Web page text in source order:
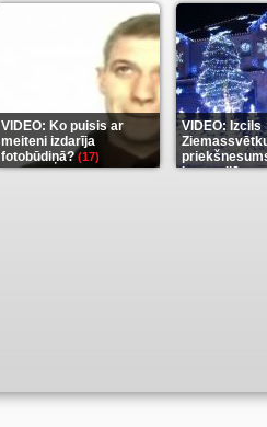
VIDEO: Ko puisis ar
meiteni izdarīja
fotobūdiņā?(17)
VIDEO: Izcils
karu stilā(7)